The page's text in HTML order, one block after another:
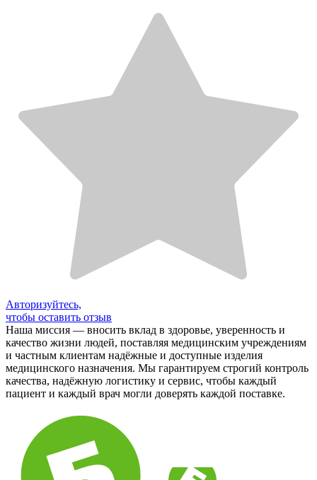
Авторизуйтесь,
чтобы оставить отзыв
Наша миссия — вносить вклад в здоровье, уверенность и
качество жизни людей, поставляя медицинским учреждениям
и частным клиентам надёжные и доступные изделия
медицинского назначения. Мы гарантируем строгий контроль
качества, надёжную логистику и сервис, чтобы каждый
пациент и каждый врач могли доверять каждой поставке.